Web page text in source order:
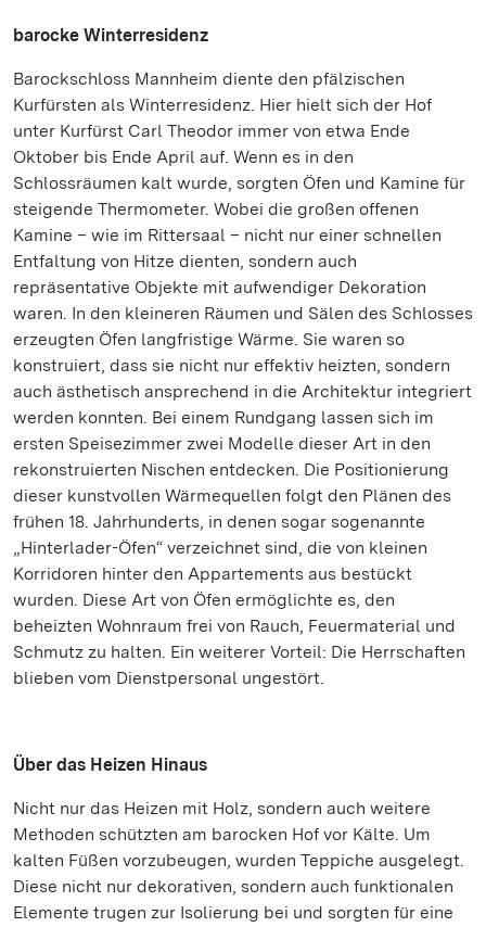
barocke Winterresidenz
Barockschloss Mannheim diente den pfälzischen
Kurfürsten als Winterresidenz. Hier hielt sich der Hof
unter Kurfürst Carl Theodor immer von etwa Ende
Oktober bis Ende April auf. Wenn es in den
Schlossräumen kalt wurde, sorgten Öfen und Kamine für
steigende Thermometer. Wobei die großen offenen
Kamine – wie im Rittersaal – nicht nur einer schnellen
Entfaltung von Hitze dienten, sondern auch
repräsentative Objekte mit aufwendiger Dekoration
waren. In den kleineren Räumen und Sälen des Schlosses
erzeugten Öfen langfristige Wärme. Sie waren so
konstruiert, dass sie nicht nur effektiv heizten, sondern
auch ästhetisch ansprechend in die Architektur integriert
werden konnten. Bei einem Rundgang lassen sich im
ersten Speisezimmer zwei Modelle dieser Art in den
rekonstruierten Nischen entdecken. Die Positionierung
dieser kunstvollen Wärmequellen folgt den Plänen des
frühen 18. Jahrhunderts, in denen sogar sogenannte
„Hinterlader-Öfen“ verzeichnet sind, die von kleinen
Korridoren hinter den Appartements aus bestückt
wurden. Diese Art von Öfen ermöglichte es, den
beheizten Wohnraum frei von Rauch, Feuermaterial und
Schmutz zu halten. Ein weiterer Vorteil: Die Herrschaften
blieben vom Dienstpersonal ungestört.
Über das Heizen Hinaus
Nicht nur das Heizen mit Holz, sondern auch weitere
Methoden schützten am barocken Hof vor Kälte. Um
kalten Füßen vorzubeugen, wurden Teppiche ausgelegt.
Diese nicht nur dekorativen, sondern auch funktionalen
Elemente trugen zur Isolierung bei und sorgten für eine